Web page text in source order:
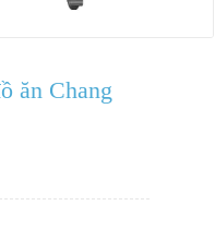
ăn Chang